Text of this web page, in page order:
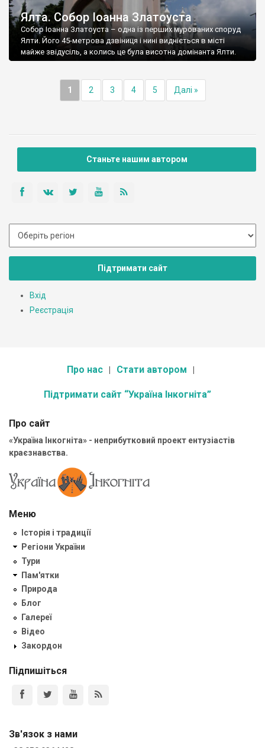
Ялта. Собор Іоанна Златоуста
Собор Іоанна Златоуста – одна із перших мурованих споруд
Ялти. Його 45-метрова дзвіниця і нині видніється в місті
майже звідусіль, а колись це була висотна домінанта Ялти.
1 2 3 4 5 Далі »
Станьте нашим автором
Підтримати сайт
Вхід
Реєстрація
Про нас Стати автором
Підтримати сайт “Україна Інкогніта”
Про сайт
«Україна Інкогніта» - неприбутковий проект ентузіастів
краєзнавства.
Меню
Історія і традиції
Регіони України
Тури
Пам'ятки
Природа
Блог
Галереї
Відео
Закордон
Підпишіться
Зв'язок з нами